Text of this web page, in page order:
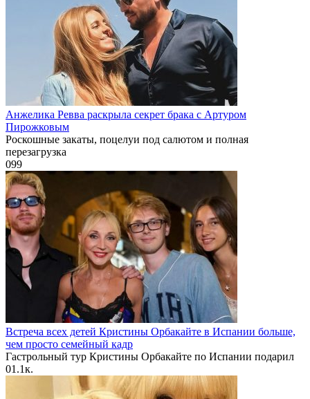
Анжелика Ревва раскрыла секрет брака с Артуром
Пирожковым
Роскошные закаты, поцелуи под салютом и полная
перезагрузка
099
Встреча всех детей Кристины Орбакайте в Испании больше,
чем просто семейный кадр
Гастрольный тур Кристины Орбакайте по Испании подарил
01.1к.